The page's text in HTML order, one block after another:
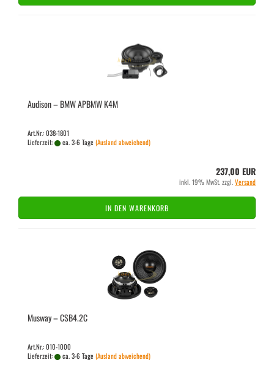
Audi­son – BMW APBMW K4M
Art.Nr.: 038-1801
Lieferzeit:
ca. 3-6 Tage(Ausland abweichend)
237,00 EUR
inkl. 19% MwSt. zzgl.Versand
IN DEN WARENKORB
Mus­way – CSB4.2C
Art.Nr.: 010-1000
Lieferzeit:
ca. 3-6 Tage(Ausland abweichend)